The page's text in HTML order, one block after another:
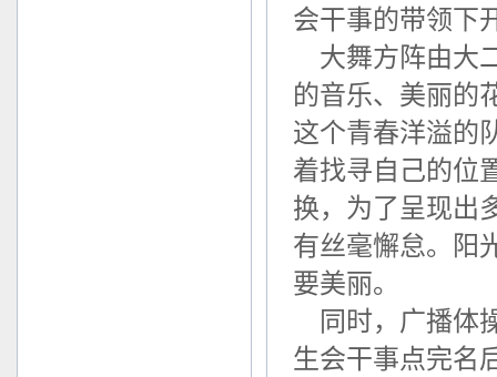
会干事的带领下
大舞方阵由大
的音乐、美丽的
这个青春洋溢的
着找寻自己的位
换，为了呈现出
有丝毫懈怠。阳
要美丽。
同时，广播体
生会干事点完名